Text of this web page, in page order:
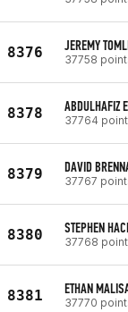
8376 JEREMY
37758
8378 ABDULHAFIZ
37764
8379 DAVID
37767
8380 STEPHEN
37768
8381 ETHAN
37770